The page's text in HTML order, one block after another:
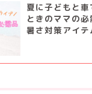
夏に子どもと
ときのママの
暑さ対策アイテ